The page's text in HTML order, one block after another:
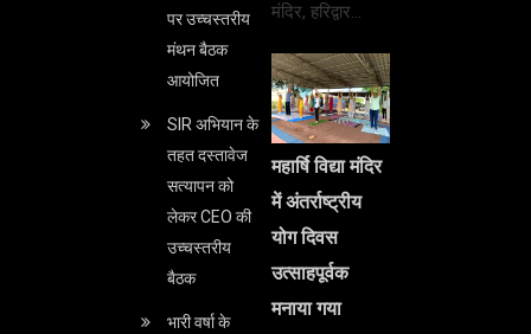
पर उच्चस्तरीय
मंथन बैठक
आयोजित
SIR अभियान के
तहत दस्तावेज
सत्यापन को
लेकर CEO की
उच्चस्तरीय
बैठक
भारी वर्षा के
मंदिर, हरिद्वार…
महार्षि विद्या मंदिर
में अंतर्राष्ट्रीय
योग दिवस
उत्साहपूर्वक
मनाया गया